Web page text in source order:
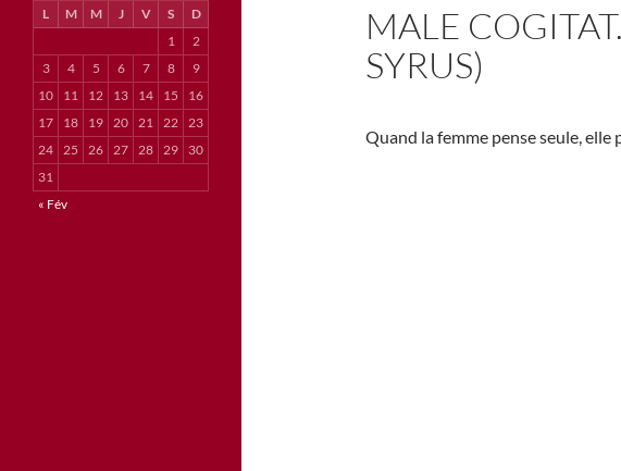
MALE
SYRUS)
Quand la femme pense seule, elle
L M M J V S
D
1
2
3
4 5 6 7 8
9
10
11 12 13 14 15
16
17
18 19 20 21 22 23
24 25 26 27 28 29
30
31
« Fév